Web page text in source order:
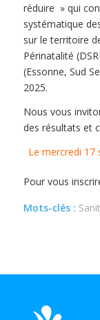
réduire » qui
systématique
sur le territoire
Périnatalité
(Essonne, Sud
2025.
Nous vous
des résultats et
Le mercredi 17
Pour vous
Mots-clés :